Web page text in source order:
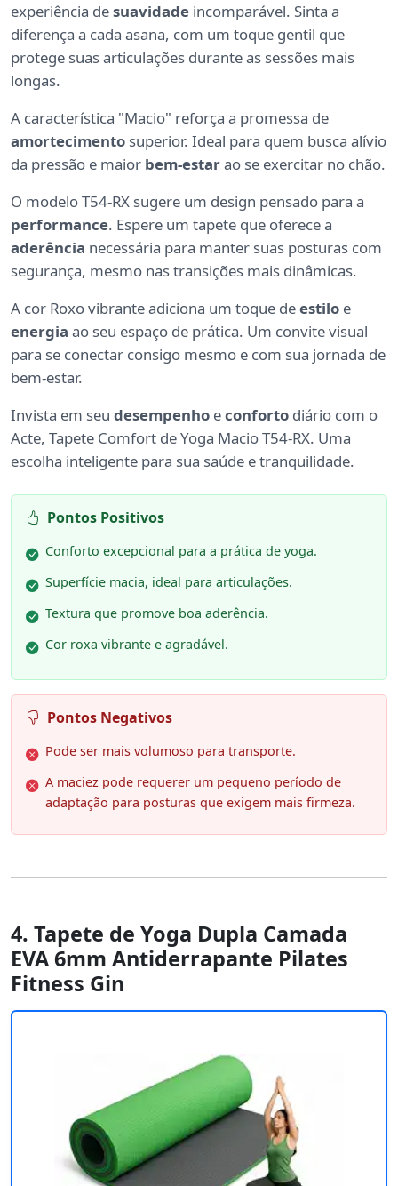
experiência desuavidade incomparável. Sinta a
diferença a cada asana, com um toque gentil que
protege suas articulações durante as sessões mais
longas.
A característica "Macio" reforça a promessa de
amortecimento superior. Ideal para quem busca alívio
da pressão e maior bem-estarao se exercitar no chão.
O modelo T54-RX sugere um design pensado para a
performance. Espere um tapete que oferece a
aderência necessária para manter suas posturas com
segurança, mesmo nas transições mais dinâmicas.
A cor Roxo vibrante adiciona um toque deestilo e
energia ao seu espaço de prática. Um convite visual
para se conectar consigo mesmo e com sua jornada de
bem-estar.
Invista em seu desempenho econforto diário com o
Acte, Tapete Comfort de Yoga Macio T54-RX. Uma
escolha inteligente para sua saúde e tranquilidade.
Pontos Positivos
Conforto excepcional para a prática de yoga.
Superfície macia, ideal para articulações.
Textura que promove boa aderência.
Cor roxa vibrante e agradável.
Pontos Negativos
Pode ser mais volumoso para transporte.
A maciez pode requerer um pequeno período de
adaptação para posturas que exigem mais firmeza.
4. Tapete de Yoga Dupla Camada
EVA 6mm Antiderrapante Pilates
Fitness Gin